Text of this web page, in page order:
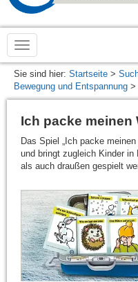
Startseite
www.kinderstarkmachen.de
Sie sind hier: Startseite >
Bewegung und Entspannung >
Ich packe meinen
Das Spiel „Ich packe
und bringt zugleich Kinder in
als auch draußen gespielt